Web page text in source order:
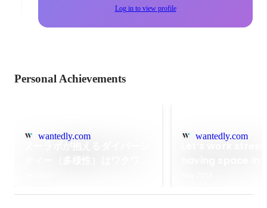
Log in to view profile
Personal Achievements
wantedly.com wantedly.com